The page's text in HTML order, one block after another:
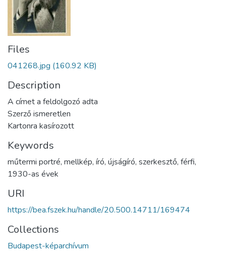
Files
041268.jpg (160.92 KB)
Description
A címet a feldolgozó adta
Szerző ismeretlen
Kartonra kasírozott
Keywords
műtermi portré, mellkép, író, újságíró, szerkesztő, férfi,
1930-as évek
URI
https://bea.fszek.hu/handle/20.500.14711/169474
Collections
Budapest-képarchívum